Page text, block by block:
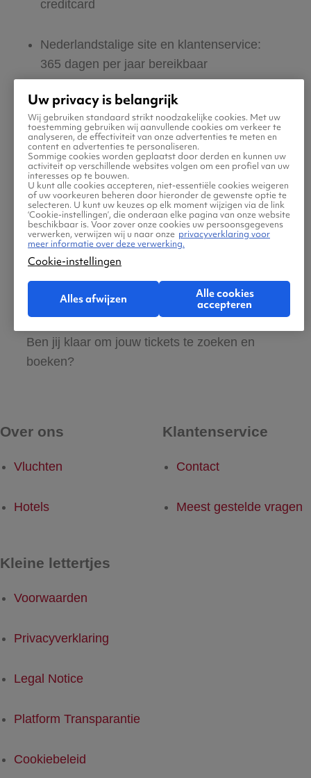
creditcard
Nederlandstalige site en klantenservice:
365 dagen per jaar bereikbaar
Zeker van veilig boeken en betalen
Boek ook direct een hotel of huurauto via
Vliegtickets.be
Gratis tips, reisadvies en speciale
aanbiedingen voor vliegtickets naar
Skrydstrup
Jouw zoektocht naar vliegtickets moet
makkelijk én leuk zijn. Daarom helpen wij jou
Ben jij klaar om jouw tickets te zoeken en
boeken?
Over ons
Vluchten
Hotels
Klantenservice
Contact
Meest gestelde vragen
Kleine lettertjes
Voorwaarden
Privacyverklaring
Legal Notice
Platform Transparantie
Cookiebeleid
Uw privacy is belangrijk
Wij gebruiken standaard strikt noodzakelijke cookies. Met uw
toestemming gebruiken wij aanvullende cookies om verkeer te
analyseren, de effectiviteit van onze advertenties te meten en
content en advertenties te personaliseren.
Sommige cookies worden geplaatst door derden en kunnen uw
activiteit op verschillende websites volgen om een profiel van uw
interesses op te bouwen.
U kunt alle cookies accepteren, niet-essentiële cookies weigeren
of uw voorkeuren beheren door hieronder de gewenste optie te
selecteren. U kunt uw keuzes op elk moment wijzigen via de link
‘Cookie-instellingen’, die onderaan elke pagina van onze website
beschikbaar is. Voor zover onze cookies uw persoonsgegevens
verwerken, verwijzen wij u naar onze privacyverklaring voor
meer informatie over deze verwerking.
Cookie-instellingen
Alles afwijzen
Alle cookies
accepteren